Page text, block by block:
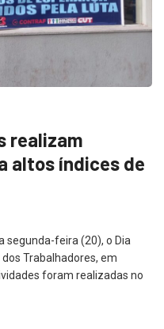
realizam
altos índices de
segunda-feira (20), o Dia
Trabalhadores, em
foram realizadas no